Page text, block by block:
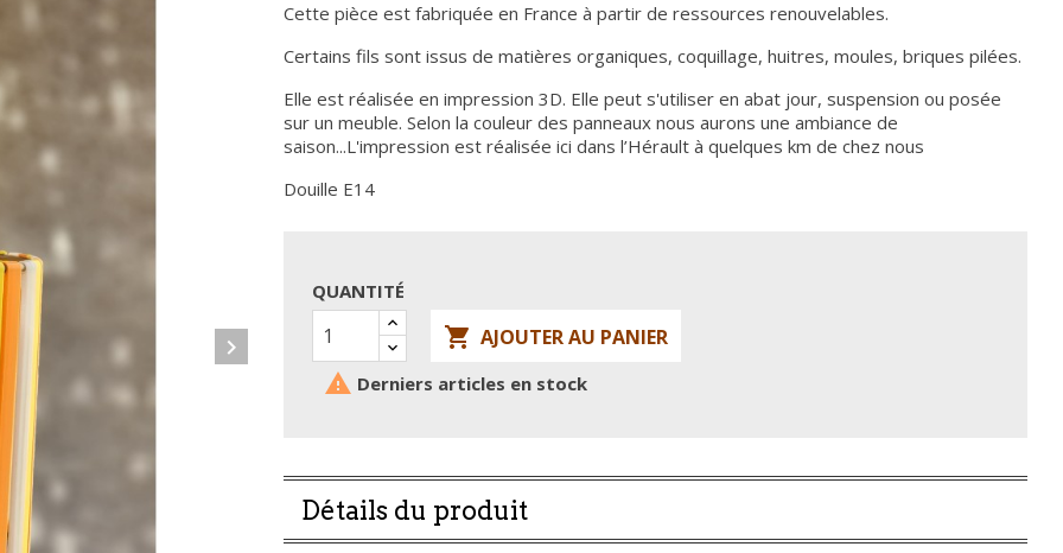

Cette pièce est fabriquée en France à partir de ressources renouvelables.
Certains fils sont issus de matières organiques, coquillage, huitres, moules, briques pilées.
Elle est réalisée en impression 3D. Elle peut s'utiliser en abat jour, suspension ou posée
sur un meuble. Selon la couleur des panneaux nous aurons une ambiance de
saison...L'impression est réalisée ici dans l’Hérault à quelques km de chez nous
Douille E14
QUANTITÉ
 AJOUTER AU PANIER
 Derniers articles en stock
Détails du produit